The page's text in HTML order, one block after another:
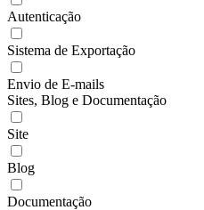
Autenticação
Sistema de Exportação
Envio de E-mails
Sites, Blog e Documentação
Site
Blog
Documentação